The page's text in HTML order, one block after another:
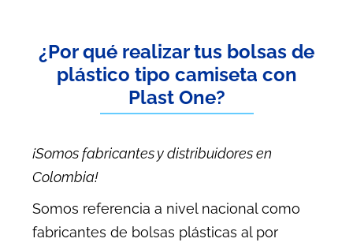
¿Por qué realizar tus bolsas de
plástico tipo camiseta con
Plast One?
¡Somos fabricantes y distribuidores en
Colombia!
Somos referencia a nivel nacional como
fabricantes de bolsas plásticas al por